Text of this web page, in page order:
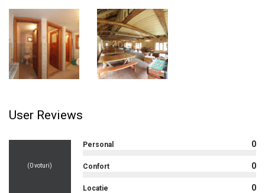
User Reviews
(0voturi)
Personal 0
Confort 0
Locatie 0